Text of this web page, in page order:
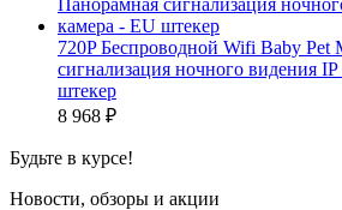
720P Беспроводной Wifi Baby
сигнализация ночного видения
штекер
8 968 ₽
Будьте в курсе!
Новости, обзоры и акции